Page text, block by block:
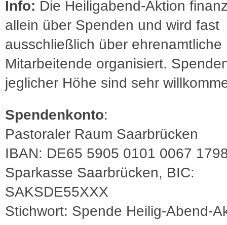
Info: Die Heiligabend-Aktion
allein über Spenden und wird fast
ausschließlich über ehrenamtliche
Mitarbeitende organisiert.
jeglicher Höhe sind sehr
Spendenkonto:
Pastoraler Raum Saarbrücken
IBAN: DE65 5905 0101 0067
Sparkasse Saarbrücken, BIC:
SAKSDE55XXX
Stichwort: Spende Heilig-Abend-